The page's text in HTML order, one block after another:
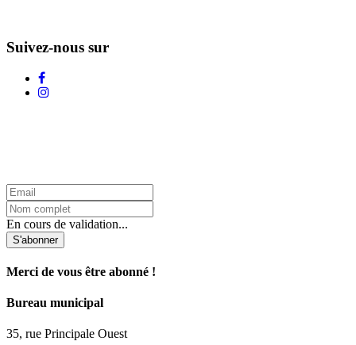
Suivez-nous sur
En cours de validation...
S'abonner
Merci de vous être abonné !
Bureau municipal
35, rue Principale Ouest